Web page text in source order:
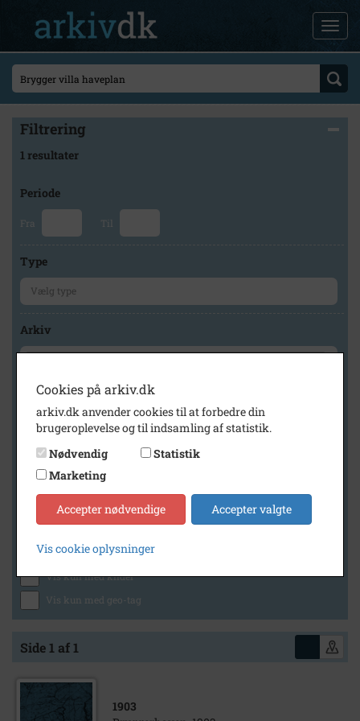
Filtrering
1 resultater
Periode
Fra Til
Type
Arkiv
Geografi
Generelt
Vis kun med billeder
Vis kun med lydklip
Vis kun med kilder
Vis kun med geo-tag
Side 1 af 1
1903
Cookies på arkiv.dk
arkiv.dk anvender cookies til at forbedre din
brugeroplevelse og til indsamling af statistik.
Nødvendig
Statistik
Marketing
Accepter nødvendige Accepter valgte
Vis cookie oplysninger